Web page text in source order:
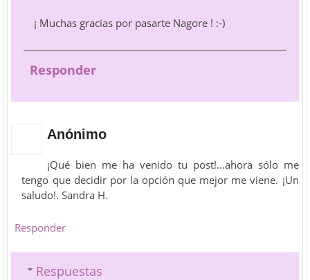
¡ Muchas gracias por pasarte Nagore ! :-)
Responder
Anónimo
¡Qué bien me ha venido tu post!...ahora sólo me
tengo que decidir por la opción que mejor me viene. ¡Un
saludo!. Sandra H.
Responder
Respuestas